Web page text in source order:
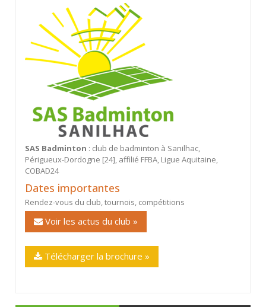
SAS Badminton : club de badminton à Sanilhac,
Périgueux-Dordogne [24], affilié FFBA, Ligue Aquitaine,
COBAD24
Dates importantes
Rendez-vous du club, tournois, compétitions
Voir les actus du club »
Télécharger la brochure »